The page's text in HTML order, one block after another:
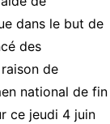
dans le but de
des
de
national de fin
ce jeudi 4 juin